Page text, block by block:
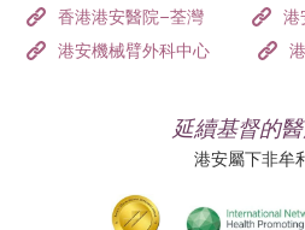
香港港安醫院–荃灣
港
港安機械臂外科中心
延續基督的
港安屬下非牟